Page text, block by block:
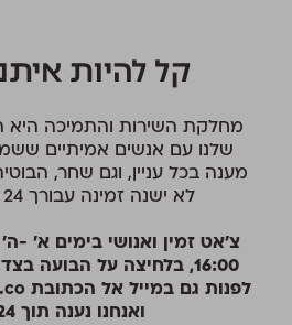
קל להיות
מחלקת השירות והתמיכה היא
שלנו עם אנשים אמיתיים
מענה בכל עניין, וגם שחר,
לא ישנה זמינה עבורך 24 שעות ביממה
16:00, בלחיצה על הבועה
ואנחנו נענה תוך 24 שעות